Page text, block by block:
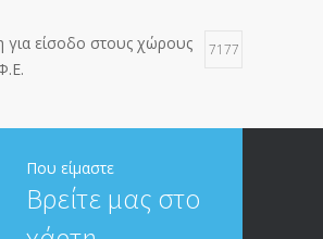
για είσοδο στους χώρους
7177
ΠΡΟΣ ΣΥΝΤΑΞΙΟΥΧΟΥΣ
Που είμαστε
Βρείτε μας στο